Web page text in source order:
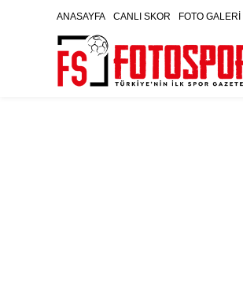
ANASAYFA CANLI SKOR FOTO GALERİ